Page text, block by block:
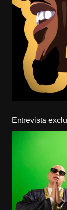
Entrevista